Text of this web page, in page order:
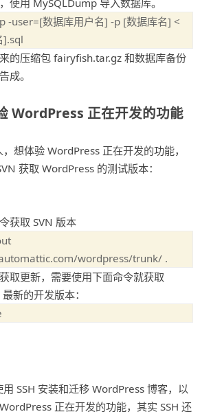
-user=[数据库用户名] -p [数据库名] <
的压缩包 fairyfish.tar.gz 和数据库备份
成。
WordPress 正在开发的功能
想体验 WordPress 正在开发的功能，
获取 WordPress 的测试版本：
获取 SVN 版本
取更新，需要使用下面命令就获取
新的开发版本：
用 SSH 安装和迁移 WordPress 博客，以
正在开发的功能，其实 SSH 还